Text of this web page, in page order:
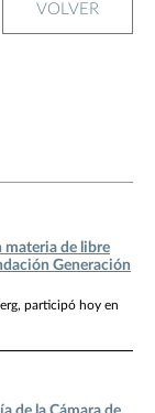
VOLVER
materia de libre
Generación
participó hoy en